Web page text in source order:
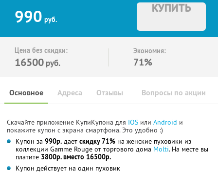
990 руб.
КУПИТЬ
Цена без скидки:
16500 руб.
Экономия:
71%
Основное Отзывы Вопросы по акции
Адреса
Скачайте приложение КупиКупона для IOS или Android и
покажите купон с экрана смартфона. Это удобно :)
Купон за 990р. дает скидку 71% на женские пуховики из
коллекции Gamme Rouge от торгового дома Molti. На месте вы
платите 3800р. вместо 16500р.
Купон действует на один пуховик